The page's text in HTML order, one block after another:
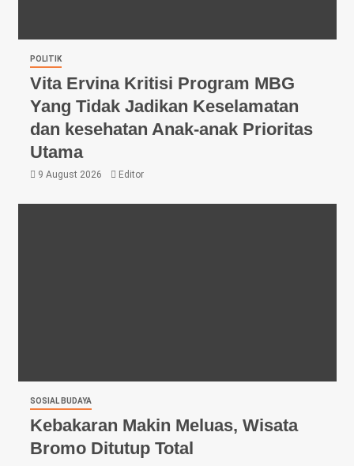
POLITIK
Vita Ervina Kritisi Program MBG
Yang Tidak Jadikan Keselamatan
dan kesehatan Anak-anak Prioritas
Utama
9 August 2026 Editor
SOSIAL BUDAYA
Kebakaran Makin Meluas, Wisata
Bromo Ditutup Total